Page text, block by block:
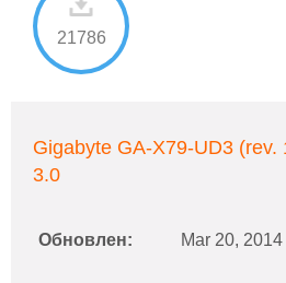
21786
Gigabyte GA-X79-UD3 (rev.
3.0
Обновлен: Mar 20, 2014